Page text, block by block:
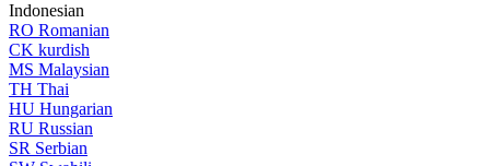
Indonesian
RO Romanian
CK kurdish
MS Malaysian
TH Thai
HU Hungarian
RU Russian
SR Serbian